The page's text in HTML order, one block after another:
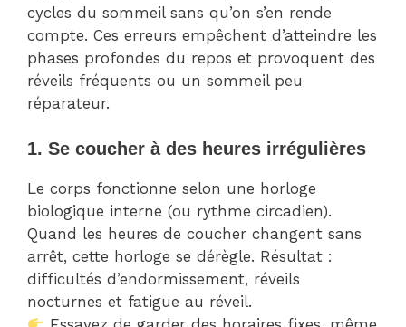
cycles du sommeil sans qu’on s’en rende
compte. Ces erreurs empêchent d’atteindre les
phases profondes du repos et provoquent des
réveils fréquents ou un sommeil peu
réparateur.
1. Se coucher à des heures irrégulières
Le corps fonctionne selon une horloge
biologique interne (ou rythme circadien).
Quand les heures de coucher changent sans
arrêt, cette horloge se dérègle. Résultat :
difficultés d’endormissement, réveils
nocturnes et fatigue au réveil.